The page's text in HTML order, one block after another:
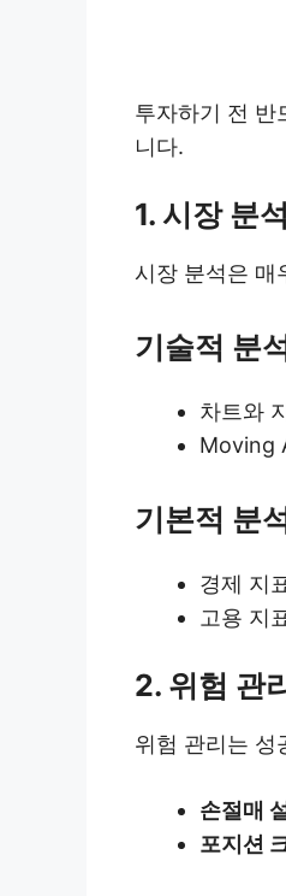
투자하기 전 반
니다.
1. 시장 분석
시장 분석은 매
기술적 분
차트와
Moving
기본적 분
경제 지
고용 지
2. 위험 관
위험 관리는 성
손절매
포지션